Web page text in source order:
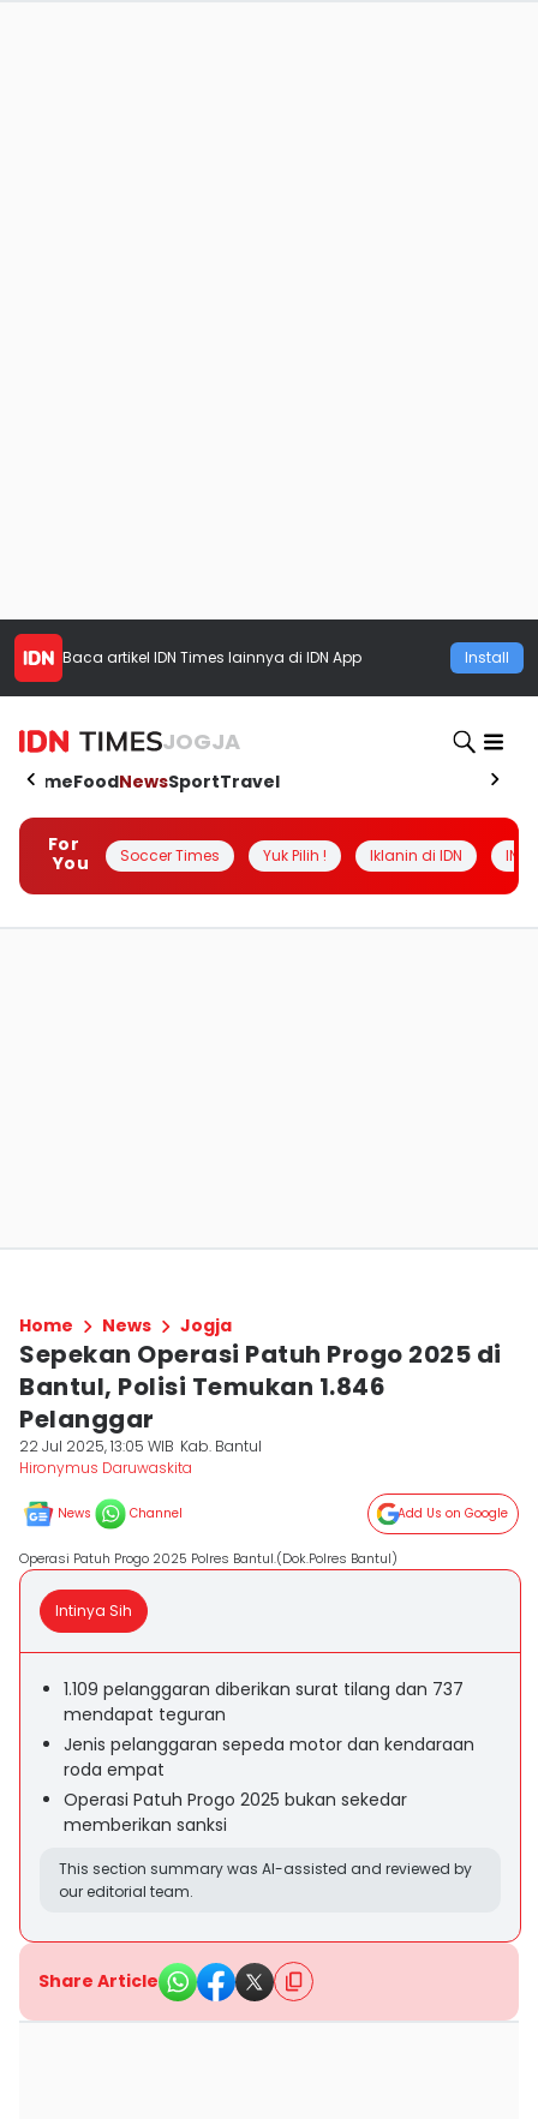
Baca artikel IDN Times lainnya di IDN App Install
JOGJA
HomeFoodNewsSportTravel
For
You
Soccer Times Yuk Pilih ! Iklanin di IDN
Home News Jogja
‎Sepekan Operasi Patuh Progo 2025 di
Bantul, Polisi Temukan 1.846
Pelanggar
22 Jul 2025, 13:05 WIB Kab. Bantul
Hironymus Daruwaskita
News Channel Add Us on Google
Operasi Patuh Progo 2025 Polres Bantul.(Dok.Polres Bantul)
Intinya Sih
1.109 pelanggaran diberikan surat tilang dan 737
mendapat teguran
Jenis pelanggaran sepeda motor dan kendaraan
roda empat
Operasi Patuh Progo 2025 bukan sekedar
memberikan sanksi
This section summary was AI-assisted and reviewed by
our editorial team.
Share Article